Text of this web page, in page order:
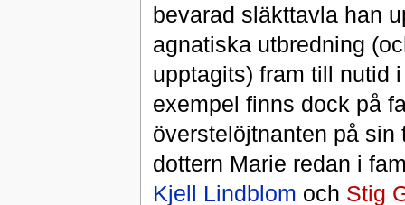
bevarad släkttavla han
agnatiska utbredning
upptagits) fram till nutid
exempel finns dock på
överstelöjtnanten på sin
dottern Marie redan i
Kjell Lindblom och Stig